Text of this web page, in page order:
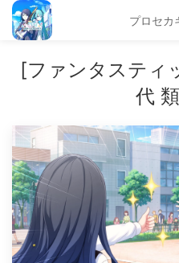
プロセカ
[ファンタスティ
代